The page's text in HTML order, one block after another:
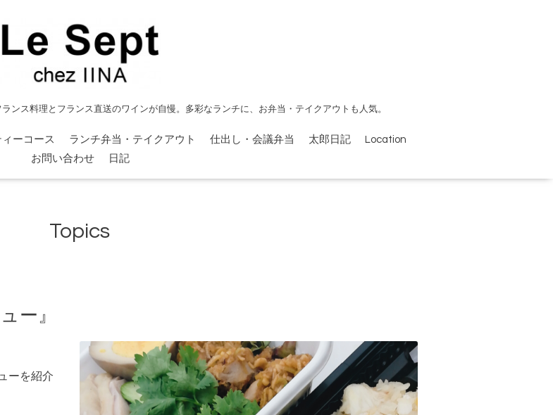
ンス料理とフランス直送のワインが自慢。多彩なランチに、お弁当・テイクアウトも人気。
ーコース ランチ弁当・テイクアウト 仕出し・会議弁当 太郎日記
Location
お問い合わせ
日記
Topics
ー』
ーを紹介